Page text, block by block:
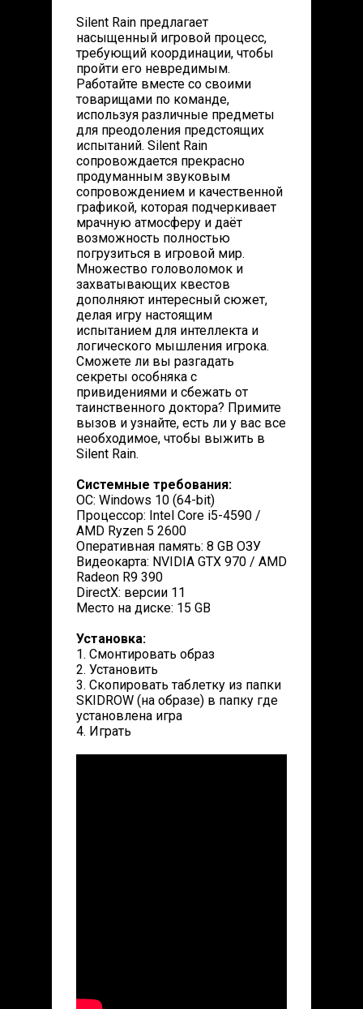
Silent Rain предлагает
насыщенный игровой процесс,
требующий координации, чтобы
пройти его невредимым.
Работайте вместе со своими
товарищами по команде,
используя различные предметы
для преодоления предстоящих
испытаний. Silent Rain
сопровождается прекрасно
продуманным звуковым
сопровождением и качественной
графикой, которая подчеркивает
мрачную атмосферу и даёт
возможность полностью
погрузиться в игровой мир.
Множество головоломок и
захватывающих квестов
дополняют интересный сюжет,
делая игру настоящим
испытанием для интеллекта и
логического мышления игрока.
Сможете ли вы разгадать
секреты особняка с
привидениями и сбежать от
таинственного доктора? Примите
вызов и узнайте, есть ли у вас все
необходимое, чтобы выжить в
Silent Rain.
Системные требования:
ОС: Windows 10 (64-bit)
Процессор: Intel Core i5-4590 /
AMD Ryzen 5 2600
Оперативная память: 8 GB ОЗУ
Видеокарта: NVIDIA GTX 970 / AMD
Radeon R9 390
DirectX: версии 11
Место на диске: 15 GB
Установка:
1. Смонтировать образ
2. Установить
3. Скопировать таблетку из папки
SKIDROW (на образе) в папку где
установлена игра
4. Играть